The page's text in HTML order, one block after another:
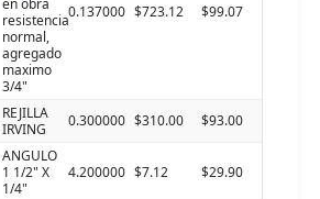
en obra
resistencia
normal,
agregado
maximo
3/4"
0.137000 $723.12 $99.07
REJILLA
IRVING
0.300000 $310.00 $93.00
ANGULO
1 1/2" X
1/4"
4.200000 $7.12 $29.90